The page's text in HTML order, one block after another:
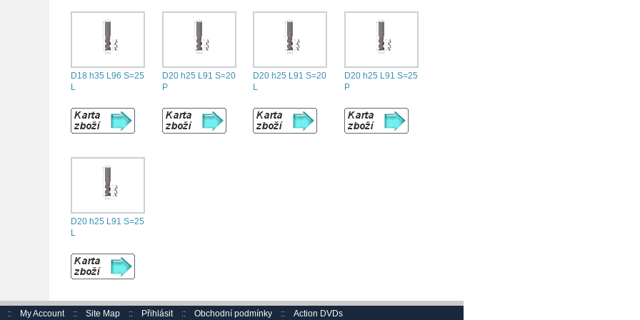
D18 h35 L96 S=25
L
D20 h25 L91 S=20
P
D20 h25 L91 S=20
L
D20 h25 L91 S=25
P
D20 h25 L91 S=25
L
:: My Account :: Site Map :: Přihlásit :: Obchodní podmínky :: Action DVDs